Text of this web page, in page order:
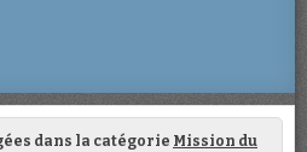
dans la catégorie Mission du